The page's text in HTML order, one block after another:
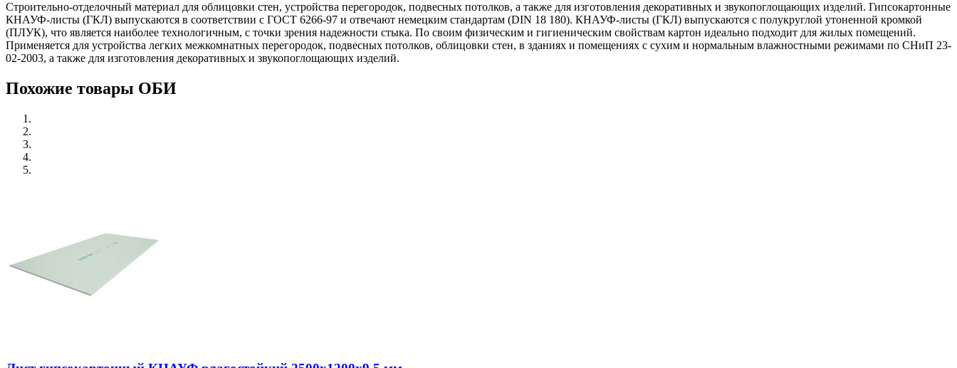
Строительно-отделочный материал для облицовки стен, устройства перегородок, подвесных потолков, а также для изготовления декоративных и звукопоглощающих изделий. Гипсокартонные
КНАУФ-листы (ГКЛ) выпускаются в соответствии с ГОСТ 6266-97 и отвечают немецким стандартам (DIN 18 180). КНАУФ-листы (ГКЛ) выпускаются с полукруглой утоненной кромкой
(ПЛУК), что является наиболее технологичным, с точки зрения надежности стыка. По своим физическим и гигиеническим свойствам картон идеально подходит для жилых помещений.
Применяется для устройства легких межкомнатных перегородок, подвесных потолков, облицовки стен, в зданиях и помещениях с сухим и нормальным влажностными режимами по СНиП 23-
02-2003, а также для изготовления декоративных и звукопоглощающих изделий.
Похожие товары ОБИ